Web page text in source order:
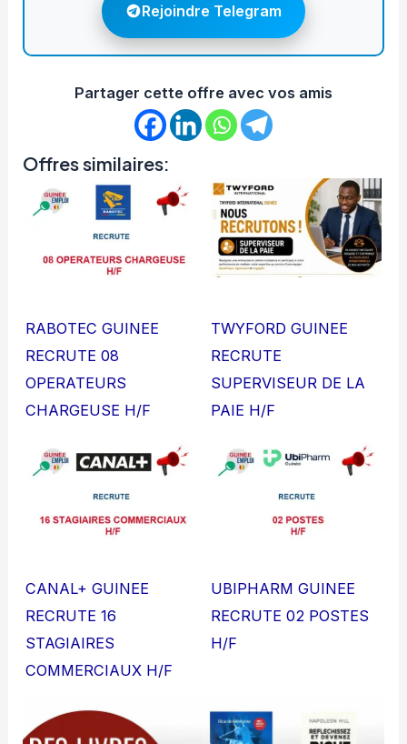
Rejoindre Telegram
Partager cette offre avec vos amis
Offres similaires:
RABOTEC GUINEE
RECRUTE 08
OPERATEURS
CHARGEUSE H/F
TWYFORD GUINEE
RECRUTE
SUPERVISEUR DE LA
PAIE H/F
CANAL+ GUINEE
RECRUTE 16
STAGIAIRES
COMMERCIAUX H/F
UBIPHARM GUINEE
RECRUTE 02 POSTES
H/F